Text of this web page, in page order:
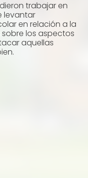
trabajar en
levantar
en relación a la
los aspectos
aquellas